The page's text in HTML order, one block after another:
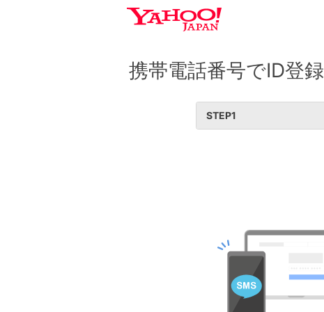
携帯電話番号でID登録
STEP1